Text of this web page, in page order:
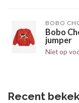
BOBO
Bobo
jumper
Niet op
Recent